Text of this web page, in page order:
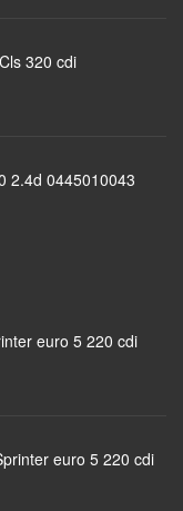
320 cdi
2.4d 0445010043
euro 5 220 cdi
euro 5 220 cdi